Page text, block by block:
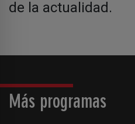
de la actualidad.
Más programas